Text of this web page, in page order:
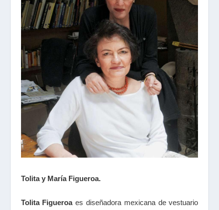
Tolita y María Figueroa.
Tolita Figueroaes diseñadora mexicana de vestuario